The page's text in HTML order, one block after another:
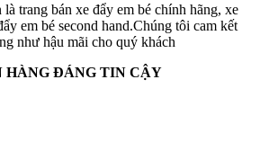
trang bán xe đẩy em bé chính hãng, xe
em bé second hand.Chúng tôi cam kết
như hậu mãi cho quý khách
HÀNG ĐÁNG TIN CẬY